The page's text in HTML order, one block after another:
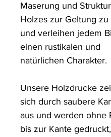
Maserung und
Holzes zur Geltung zu
und verleihen jedem
einen rustikalen und
natürlichen Charakter.
Unsere Holzdrucke
sich durch saubere
aus und werden ohne
bis zur Kante